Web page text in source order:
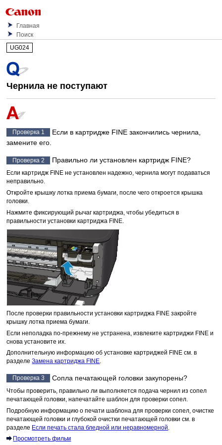
Главная
Поиск
UG024
Чернила не поступают
Проверка 1 Если в картридже FINE закончились чернила,
замените его.
Проверка 2 Правильно ли установлен картридж FINE?
Есликартридж FINE не установлен надежно, чернила могут подаваться
неправильно.
Откройтекрышку лотка приема бумаги , после чего откроетсякрышка
головки
Нажмитефиксирующий рычаг картриджа , чтобы убедиться в
правильности установкикартриджа FINE
После проверки правильности установкикартриджа FINE закройте
крышку лотка приема бумаги
Если неполадка по-прежнему не устранена, извлеките картриджи FINE и
снова установите их.
Дополнительную информацию об установке картриджей FINE см. в
разделеЗамена картриджа FINE
Проверка 3 Сопла печатающей головки закупорены?
Чтобы проверить, правильно ли выполняется подача чернил из сопел
печатающей головки, напечатайте шаблон для проверки сопел.
Подробную информацию о печати шаблона для проверки сопел, очистке
печатающей головки и глубокой очистки печатающей головки см. в
разделе Если печать стала бледной или неравномерной
Просмотреть фильм